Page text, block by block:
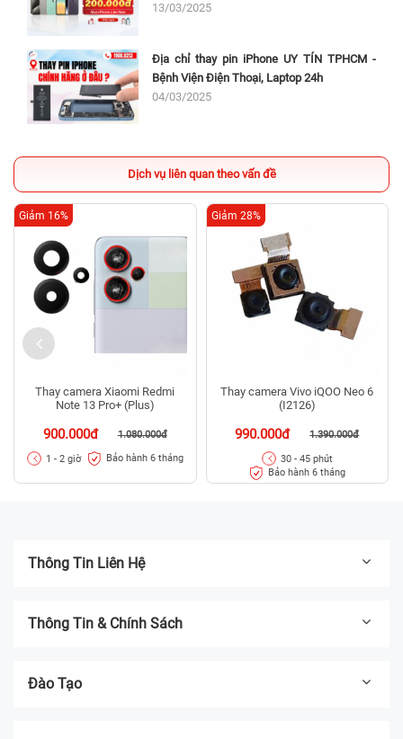
13/03/2025
Địa chỉ thay pin iPhone UY TÍN TPHCM -
Bệnh Viện Điện Thoại, Laptop 24h
04/03/2025
Dịch vụ liên quan theo vấn đề
Thay camera Xiaomi Redmi
Note 13 Pro+ (Plus)
900.000đ 1.080.000đ
Giảm 16%
1 - 2 giờ Bảo hành 6 tháng
Thay camera Vivo iQOO Neo 6
(I2126)
990.000đ 1.390.000đ
Giảm 28%
30 - 45 phút
Bảo hành 6 tháng
Thông Tin Liên Hệ
Thông Tin & Chính Sách
Đào Tạo